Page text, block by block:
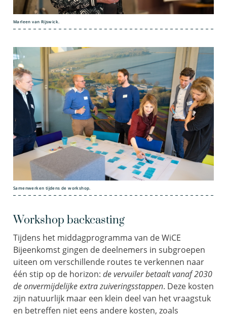
Marleen van Rijswick.
Samenwerken tijdens de workshop.
Workshop backcasting
Tijdens het middagprogramma van de WiCE
Bijeenkomst gingen de deelnemers in subgroepen
uiteen om verschillende routes te verkennen naar
één stip op de horizon: de vervuiler betaalt vanaf 2030
de onvermijdelijke extra zuiveringsstappen. Deze kosten
zijn natuurlijk maar een klein deel van het vraagstuk
en betreffen niet eens andere kosten, zoals